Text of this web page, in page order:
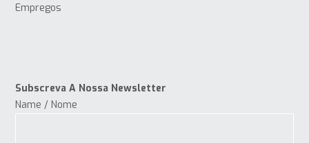
Empregos
Subscreva A Nossa Newsletter
Name / Nome